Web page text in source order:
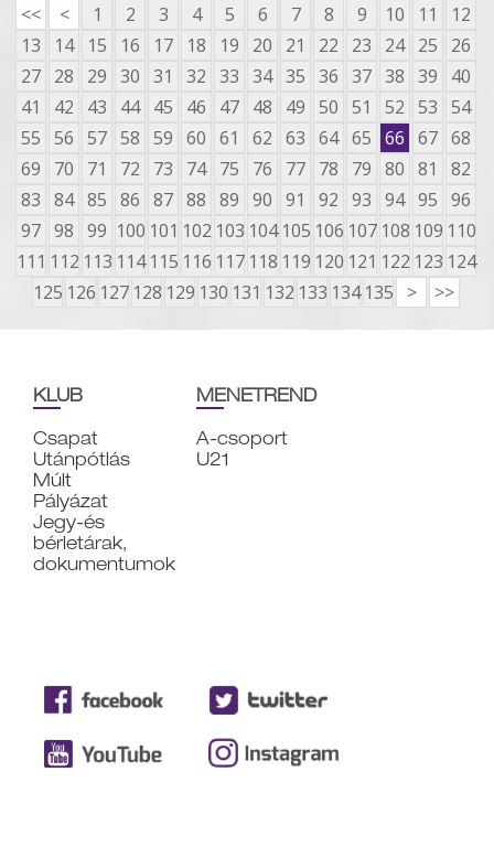
<< < 1 2 3 4 5 6 7 8 9 10 11
12
13
14 15 16 17 18 19 20 21 22 23 24 25
26
27 28 29 30 31 32 33 34 35 36 37 38 39
40
41
42 43 44 45 46 47 48 49 50 51 52 53 54
55 56 57 58 59 60 61 62 63 64 65 66 67 68
69
70 71 72 73 74 75 76 77 78 79 80 81
82
83 84 85 86 87 88 89 90 91 92 93 94 95 96
97 98 99 100 101 102 103 104 105 106 107 108 109 110
111 112 113 114 115 116 117 118 119 120 121 122 123 124
125 126 127 128 129 130 131 132 133 134 135 > >>
KLUB
Csapat
Utánpótlás
Múlt
Pályázat
Jegy-és
bérletárak,
dokumentumok
MENETREND
A-csoport
U21